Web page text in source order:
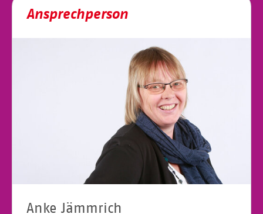
Ansprechperson
Anke Jämmrich